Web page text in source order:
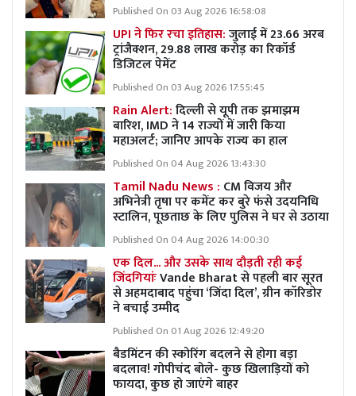
Published On 03 Aug 2026 16:58:08
UPI ने फिर रचा इतिहास:जुलाई में 23.66 अरब
ट्रांजैक्शन, 29.88 लाख करोड़ का रिकॉर्ड
डिजिटल पेमेंट
Published On 03 Aug 2026 17:55:45
Rain Alert:दिल्ली से यूपी तक झमाझम
बारिश, IMD ने 14 राज्यों में जारी किया
महाअलर्ट; जानिए आपके राज्य का हाल
Published On 04 Aug 2026 13:43:30
Tamil Nadu News : CM विजय और
अभिनेत्री तृषा पर कमेंट कर बुरे फंसे उदयनिधि
स्टालिन, पूछताछ के लिए पुलिस ने घर से उठाया
Published On 04 Aug 2026 14:00:30
एक दिल... और उसके साथ दौड़ती रही कई
जिंदगियांःVande Bharat से पहली बार सूरत
से अहमदाबाद पहुंचा ‘जिंदा दिल’, ग्रीन कॉरिडोर
ने बचाई उम्मीद
Published On 01 Aug 2026 12:49:20
बैडमिंटन की स्कोरिंग बदलने से होगा बड़ा
बदलाव! गोपीचंद बोले- कुछ खिलाड़ियों को
फायदा, कुछ हो जाएंगे बाहर